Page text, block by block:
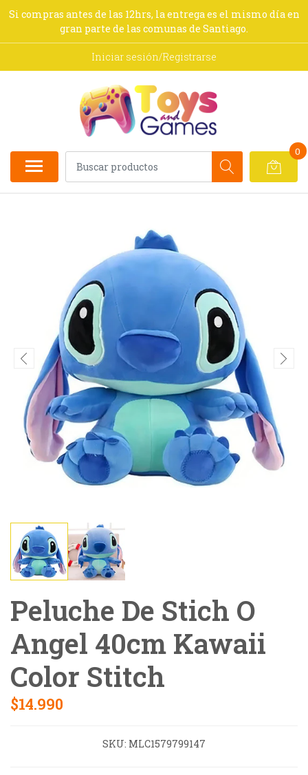
Si compras antes de las 12hrs, la entrega es el mismo día en
gran parte de las comunas de Santiago.
Iniciar sesión/Registrarse
0
Peluche De Stich O
Angel 40cm Kawaii
Color Stitch
$14.990
SKU: MLC1579799147